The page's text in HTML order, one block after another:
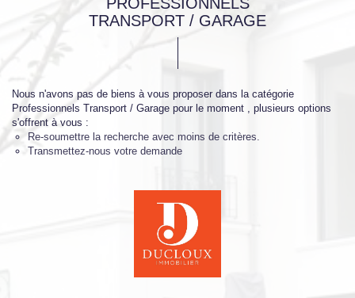
TRANSPORT / GARAGE
Nous n'avons pas de biens à vous proposer dans la catégorie
Professionnels Transport / Garage pour le moment , plusieurs options
s'offrent à vous :
Re-soumettre la recherche avec moins de critères.
Transmettez-nous votre demande